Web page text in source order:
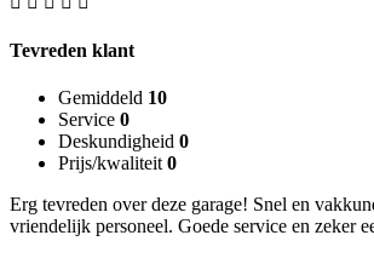
Tevreden klant
Gemiddeld 10
Service 0
Deskundigheid 0
Prijs/kwaliteit 0
Erg tevreden over deze garage! Snel en
vriendelijk personeel. Goede service en zeker